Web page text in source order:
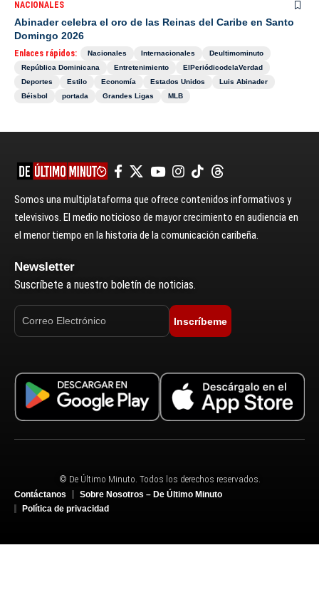
NACIONALES
Abinader celebra el oro de las Reinas del Caribe en Santo
Domingo 2026
Enlaces rápidos: Nacionales Internacionales
Deultimominuto
República Dominicana
Entretenimiento
ElPeriódicodelaVerdad
Deportes
Estilo Economía Estados Unidos
Luis Abinader
Béisbol
portada Grandes Ligas MLB
Somos una multiplataforma que ofrece contenidos informativos y
televisivos. El medio noticioso de mayor crecimiento en audiencia en
el menor tiempo en la historia de la comunicación caribeña.
Newsletter
Suscríbete a nuestro boletín de noticias.
Inscríbeme
© De Último Minuto. Todos los derechos reservados.
Contáctanos
Sobre Nosotros – De Último Minuto
Política de privacidad